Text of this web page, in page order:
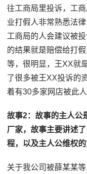
往工商局里投诉，工
业打假人非常熟悉法
工商局的人会建议被
的结果就是赔偿给打
等，很明显，王XX就
了很多被王XX投诉的
着有30多家网店被此人
故事2：故事的主人公
厂家，故事主要讲述
程，以及主人公维权的
关于我公司被薛某某